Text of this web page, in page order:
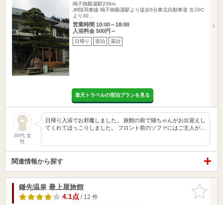
鳴子御殿湯駅236m
JR陸羽東線 鳴子御殿湯駅より徒歩5分東北自動車道 古川IC
より30…
営業時間 10:00～18:00
入浴料金 500円～
日帰り 宿泊 湯治
楽天トラベルの宿泊プランを見る
30代 女
性
日帰り入浴でお邪魔しました。 旅館の前で猫ちゃんがお出迎えし
てくれてほっこりしました。 フロント前のソファにはご主人が…
関連情報から探す
お気に入
りに追加
鎌先温泉 最上屋旅館
4.1点/ 12 件